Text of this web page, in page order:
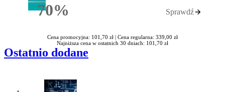
70%Rabatu Sprawdź
Cena promocyjna: 101,70 zł | Cena regularna: 339,00 zł
Najniższa cena w ostatnich 30 dniach: 101,70 zł
Ostatnio dodane